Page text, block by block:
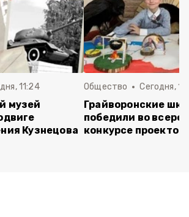
11:24
музей
Кузнецова
Общество Сегодня,
Грайворонские
победили во
конкурсе проектов